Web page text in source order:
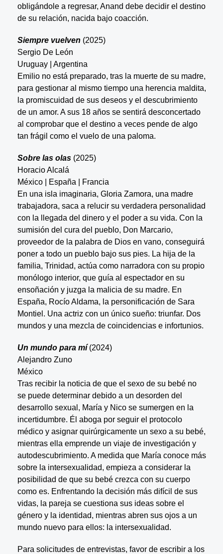
obligándole a regresar, Anand debe decidir el destino
de su relación, nacida bajo coacción.
Siempre vuelven (2025)
Sergio De León
Uruguay | Argentina
Emilio no está preparado, tras la muerte de su madre,
para gestionar al mismo tiempo una herencia maldita,
la promiscuidad de sus deseos y el descubrimiento
de un amor. A sus 18 años se sentirá desconcertado
al comprobar que el destino a veces pende de algo
tan frágil como el vuelo de una paloma.
Sobre las olas(2025)
Horacio Alcalá
México | España | Francia
En una isla imaginaria, Gloria Zamora, una madre
trabajadora, saca a relucir su verdadera personalidad
con la llegada del dinero y el poder a su vida. Con la
sumisión del cura del pueblo, Don Marcario,
proveedor de la palabra de Dios en vano, conseguirá
poner a todo un pueblo bajo sus pies. La hija de la
familia, Trinidad, actúa como narradora con su propio
monólogo interior, que guía al espectador en su
ensoñación y juzga la malicia de su madre. En
España, Rocío Aldama, la personificación de Sara
Montiel. Una actriz con un único sueño: triunfar. Dos
mundos y una mezcla de coincidencias e infortunios.
Un mundo para mí(2024)
Alejandro Zuno
México
Tras recibir la noticia de que el sexo de su bebé no
se puede determinar debido a un desorden del
desarrollo sexual, María y Nico se sumergen en la
incertidumbre. Él aboga por seguir el protocolo
médico y asignar quirúrgicamente un sexo a su bebé,
mientras ella emprende un viaje de investigación y
autodescubrimiento. A medida que María conoce más
sobre la intersexualidad, empieza a considerar la
posibilidad de que su bebé crezca con su cuerpo
como es. Enfrentando la decisión más difícil de sus
vidas, la pareja se cuestiona sus ideas sobre el
género y la identidad, mientras abren sus ojos a un
mundo nuevo para ellos: la intersexualidad.
Para solicitudes de entrevistas, favor de escribir a los